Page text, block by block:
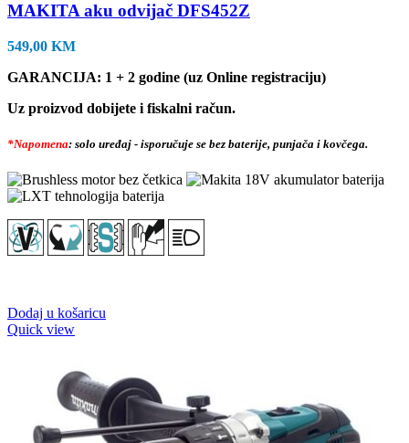
MAKITA aku odvijač DFS452Z
549,00 KM
GARANCIJA: 1 + 2 godine (uz Online registraciju)
Uz proizvod dobijete i fiskalni račun.
*Napomena: solo uređaj - isporučuje se bez baterije, punjača i kovčega.
Dodaj u košaricu
Quick view